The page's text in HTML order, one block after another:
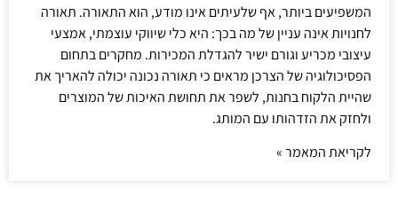
המשפיעים ביותר, אף שלעיתים אינו מודע, הוא התאורה. תאורה
לחנויות אינה עניין של מה בכך: היא כלי שיווקי עוצמתי, אמצעי
עיצובי מכריע וגורם ישיר להגדלת המכירות. מחקרים בתחום
הפסיכולוגיה של הצרכן מראים כי תאורה נכונה יכולה להאריך את
שהיית הלקוח בחנות, לשפר את תחושת האיכות של המוצרים
ולחזק את הזדהותו עם המותג.
לקריאת המאמר »